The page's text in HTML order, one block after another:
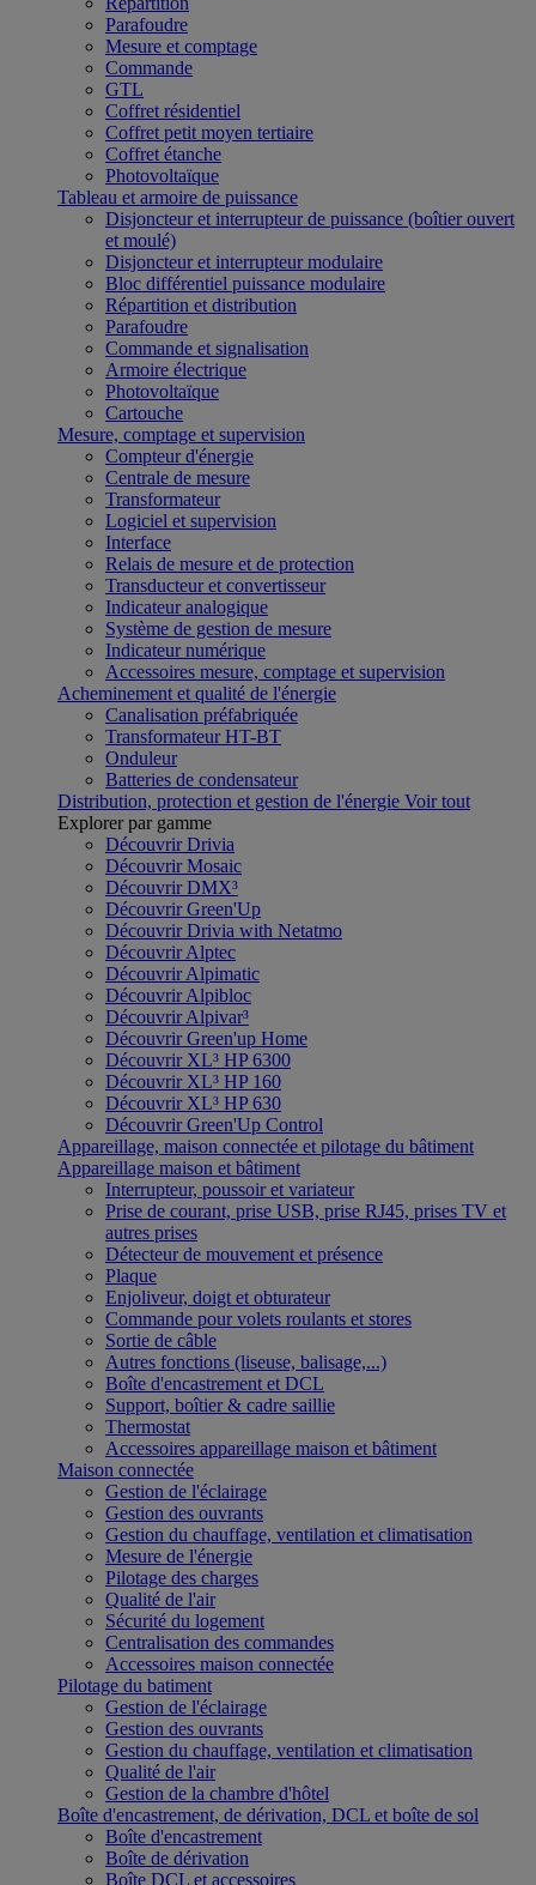
Parafoudre
Mesure et comptage
Commande
GTL
Coffret résidentiel
Coffret petit moyen tertiaire
Coffret étanche
Photovoltaïque
Tableau et armoire de puissance
Disjoncteur et interrupteur de puissance (boîtier ouvert
et moulé)
Disjoncteur et interrupteur modulaire
Bloc différentiel puissance modulaire
Répartition et distribution
Parafoudre
Commande et signalisation
Armoire électrique
Photovoltaïque
Cartouche
Mesure, comptage et supervision
Compteur d'énergie
Centrale de mesure
Transformateur
Logiciel et supervision
Interface
Relais de mesure et de protection
Transducteur et convertisseur
Indicateur analogique
Système de gestion de mesure
Indicateur numérique
Accessoires mesure, comptage et supervision
Acheminement et qualité de l'énergie
Canalisation préfabriquée
Transformateur HT-BT
Onduleur
Batteries de condensateur
Distribution, protection et gestion de l'énergie Voir tout
Explorer par gamme
Découvrir Drivia
Découvrir Mosaic
Découvrir DMX³
Découvrir Green'Up
Découvrir Drivia with Netatmo
Découvrir Alptec
Découvrir Alpimatic
Découvrir Alpibloc
Découvrir Alpivar³
Découvrir Green'up Home
Découvrir XL³ HP 6300
Découvrir XL³ HP 160
Découvrir XL³ HP 630
Découvrir Green'Up Control
Appareillage, maison connectée et pilotage du bâtiment
Appareillage maison et bâtiment
Interrupteur, poussoir et variateur
Prise de courant, prise USB, prise RJ45, prises TV et
autres prises
Détecteur de mouvement et présence
Plaque
Enjoliveur, doigt et obturateur
Commande pour volets roulants et stores
Sortie de câble
Autres fonctions (liseuse, balisage,...)
Boîte d'encastrement et DCL
Support, boîtier & cadre saillie
Thermostat
Accessoires appareillage maison et bâtiment
Maison connectée
Gestion de l'éclairage
Gestion des ouvrants
Gestion du chauffage, ventilation et climatisation
Mesure de l'énergie
Pilotage des charges
Qualité de l'air
Sécurité du logement
Centralisation des commandes
Accessoires maison connectée
Pilotage du batiment
Gestion de l'éclairage
Gestion des ouvrants
Gestion du chauffage, ventilation et climatisation
Qualité de l'air
Gestion de la chambre d'hôtel
Boîte d'encastrement, de dérivation, DCL et boîte de sol
Boîte d'encastrement
Boîte de dérivation
Boîte DCL et accessoires